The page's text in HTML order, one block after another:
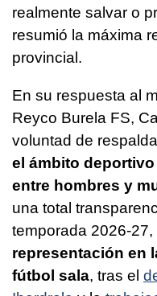
realmente salvar o
resumió la máxima
provincial.
En su respuesta al
Reyco Burela FS,
voluntad de
el ámbito
entre hombres y
una total
temporada 2026-
representación en
fútbol sala, tras el